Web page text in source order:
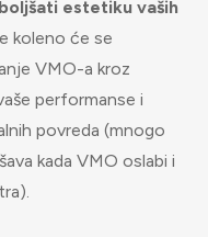
estetiku vaših
koleno će se
VMO-a kroz
performanse i
povreda (mnogo
kada VMO oslabi i